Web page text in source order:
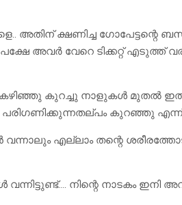
അതിന് ക്ഷണിച്ച ഗോപേട്ടന്റെ
അവർ വേറെ ടിക്കറ്റ് എടുത്ത്
കഴിഞ്ഞു കുറച്ചു നാളുകൾ മുതൽ
പരിഗണിക്കുന്നതല്പം കുറഞ്ഞു
എല്ലാം തന്റെ
നിന്റെ നാടകം ഇനി